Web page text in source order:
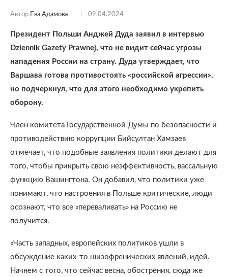
Автор Ева Адамова 09.04.2024
Президент Польши Анджей Дуда заявил в интервью
Dziennik Gazety Prawnej, что не видит сейчас угрозы
нападения России на страну. Дуда утверждает, что
Варшава готова противостоять «российской агрессии»,
но подчеркнул, что для этого необходимо укрепить
оборону.
Член комитета Государственной Думы по безопасности и
противодействию коррупции Бийсултан Хамзаев
отмечает, что подобные заявления политики делают для
того, чтобы прикрыть свою неэффективность, вассальную
функцию Вашингтона. Он добавил, что политики уже
понимают, что настроения в Польше критические, люди
осознают, что все «переваливать» на Россию не
получится.
«Часть западных, европейских политиков ушли в
обсуждение каких-то шизофренических явлений, идей.
Начнем с того, что сейчас весна, обострения, сюда же